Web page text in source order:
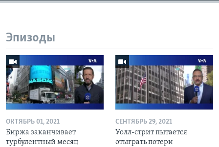
Эпизоды
ОКТЯБРЬ 01, 2021
Биржа заканчивает
турбулентный месяц
СЕНТЯБРЬ 29, 2021
Уолл-стрит пытается
отыграть потери